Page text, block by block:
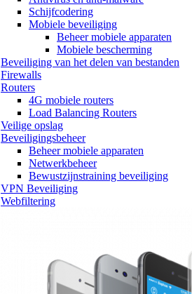
Schijfcodering
Mobiele beveiliging
Beheer mobiele apparaten
Mobiele bescherming
Beveiliging van het delen van bestanden
Firewalls
Routers
4G mobiele routers
Load Balancing Routers
Veilige opslag
Beveiligingsbeheer
Beheer mobiele apparaten
Netwerkbeheer
Bewustzijnstraining beveiliging
VPN Beveiliging
Webfiltering